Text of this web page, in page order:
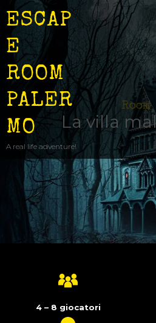
ESCAP
E
ROOM
PALER
MO
A real life adventure!
COME SI GIOCA
STANZE
EVENTI
IDEA REGALO
Room
La villa
4 – 8 giocatori